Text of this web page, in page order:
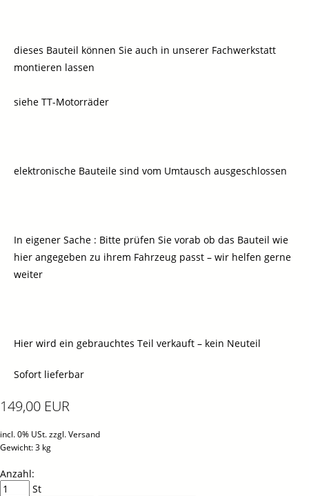
dieses Bauteil können Sie auch in unserer Fachwerkstatt
montieren lassen
siehe TT-Motorräder
elektronische Bauteile sind vom Umtausch ausgeschlossen
In eigener Sache : Bitte prüfen Sie vorab ob das Bauteil wie
hier angegeben zu ihrem Fahrzeug passt – wir helfen gerne
weiter
Hier wird ein gebrauchtes Teil verkauft – kein Neuteil
Sofort lieferbar
149,00 EUR
incl. 0% USt. zzgl. Versand
Gewicht: 3 kg
Anzahl:
St